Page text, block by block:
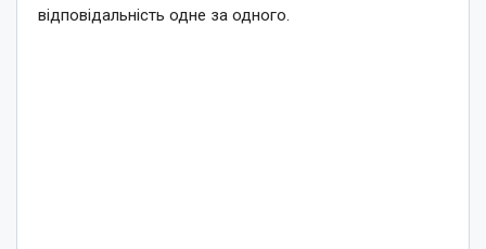
відповідальність одне за одного.